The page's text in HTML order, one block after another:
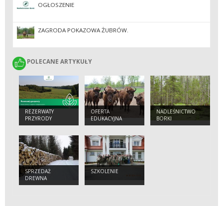
OGŁOSZENIE
ZAGRODA POKAZOWA ŻUBRÓW.
POLECANE ARTYKUŁY
POLECANE ARTYKUŁY
REZERWATY
PRZYRODY
OFERTA
EDUKACYJNA
NADLEŚNICTWO
BORKI
SPRZEDAŻ
DREWNA
SZKOLENIE